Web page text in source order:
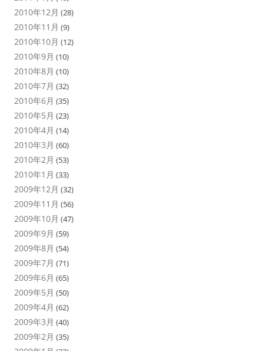
2010年12月 (28)
2010年11月 (9)
2010年10月 (12)
2010年9月 (10)
2010年8月 (10)
2010年7月 (32)
2010年6月 (35)
2010年5月 (23)
2010年4月 (14)
2010年3月 (60)
2010年2月 (53)
2010年1月 (33)
2009年12月 (32)
2009年11月 (56)
2009年10月 (47)
2009年9月 (59)
2009年8月 (54)
2009年7月 (71)
2009年6月 (65)
2009年5月 (50)
2009年4月 (62)
2009年3月 (40)
2009年2月 (35)